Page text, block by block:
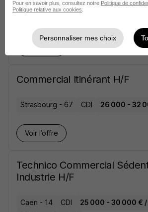
Voir l’offre
Commercial Itinérant H/F
Strasbourg - 67 CDI 26 000 - 32
Voir l’offre
Technico Commercial
Industrie H/F
Caen - 14 CDI
25 000 - 30 000 € /
Pour en savoir plus, consultez notre Politique de
Politique relative aux cookies
Personnaliser mes choix